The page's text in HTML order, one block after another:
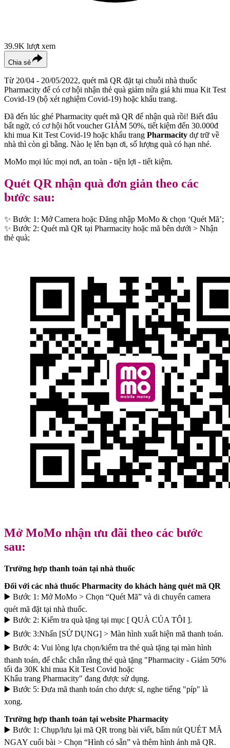
39.9K lượt xem
Chia sẻ
Từ 20/04 - 20/05/2022, quét mã QR đặt tại chuỗi nhà thuốc
Pharmacity để có cơ hội nhận thẻ quà giảm nửa giá khi mua Kit Test
Covid-19 (bộ xét nghiệm Covid-19) hoặc khẩu trang.
Đã đến lúc ghé Pharmacity quét mã QR để nhận quà rồi! Biết đâu
bất ngờ, có cơ hội hốt voucher GIẢM 50%, tiết kiệm đến 30.000đ
khi mua Kit Test Covid-19 hoặc khẩu trang Pharmacity dự trữ về
nhà thì còn gì bằng. Nào lẹ lên bạn ơi, số lượng quà có hạn nhé.
MoMo mọi lúc mọi nơi, an toàn - tiện lợi - tiết kiệm.
Quét QR nhận quà đơn giản theo các
bước sau:
✨ Bước 1: Mở Camera hoặc Đăng nhập MoMo & chọn ‘Quét Mã’;
✨ Bước 2: Quét mã QR tại Pharmacity hoặc mã bên dưới > Nhận
thẻ quà;
Mở MoMo nhận ưu đãi theo các bước
sau:
Trường hợp thanh toán tại nhà thuốc
Đối với các nhà thuốc Pharmacity do khách hàng quét mã QR
▶️ Bước 1: Mở MoMo > Chọn “Quét Mã” và di chuyển camera
quét mã đặt tại nhà thuốc.
▶️ Bước 2: Kiểm tra quà tặng tại mục [ QUÀ CỦA TÔI ].
▶️ Bước 3:Nhấn [SỬ DỤNG] > Màn hình xuất hiện mã thanh toán.
▶️ Bước 4: Vui lòng lựa chọn/kiểm tra thẻ quà tặng tại màn hình
thanh toán, để chắc chắn rằng thẻ quà tặng "Pharmacity - Giảm 50%
tối đa 30K khi mua Kit Test Covid hoặc
Khẩu trang Pharmacity" đang được sử dụng.
▶️ Bước 5: Đưa mã thanh toán cho dược sĩ, nghe tiếng "píp" là
xong.
Trường hợp thanh toán tại website Pharmacity
▶️ Bước 1: Chụp/lưu lại mã QR trong bài viết, bấm nút QUÉT MÃ
NGAY cuối bài > Chọn “Hình có sẵn” và thêm hình ảnh mã QR.